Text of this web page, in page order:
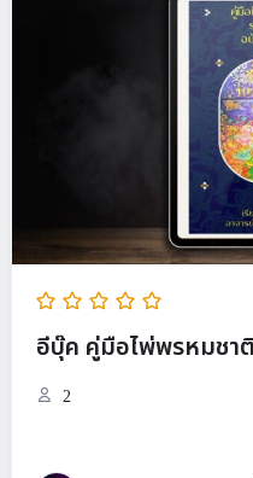
คู่มือไพ่พรหมชาติ ร.ศ